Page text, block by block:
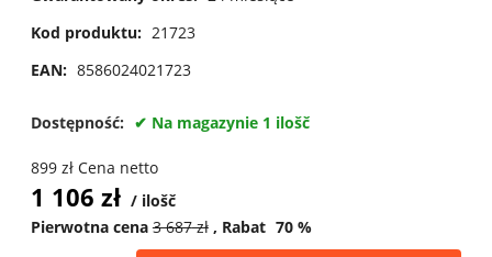
Kod produktu: 21723
EAN: 8586024021723
Dostępność: Na magazynie 1 ilošč
899zł Cena netto
1 106 zł
ilošč
Pierwotna cena 3 687zł Rabat 70%